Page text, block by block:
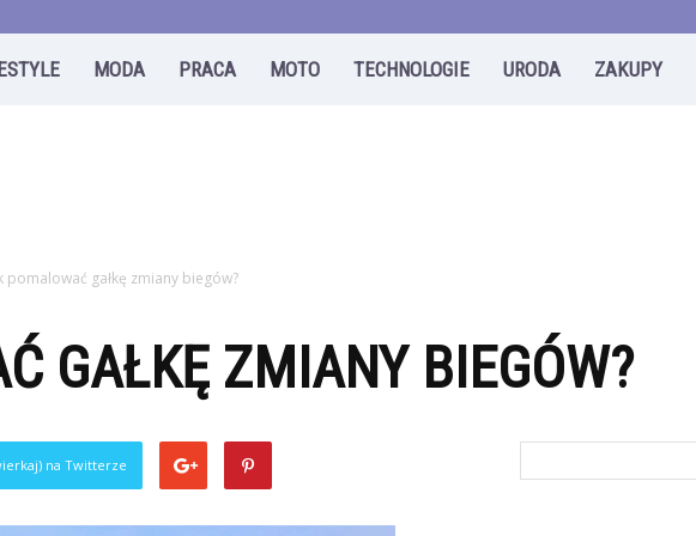
MODA PRACA MOTO TECHNOLOGIE URODA ZAKUPY
pomalować gałkę zmiany biegów?
GAŁKĘ ZMIANY BIEGÓW?
na Twitterze